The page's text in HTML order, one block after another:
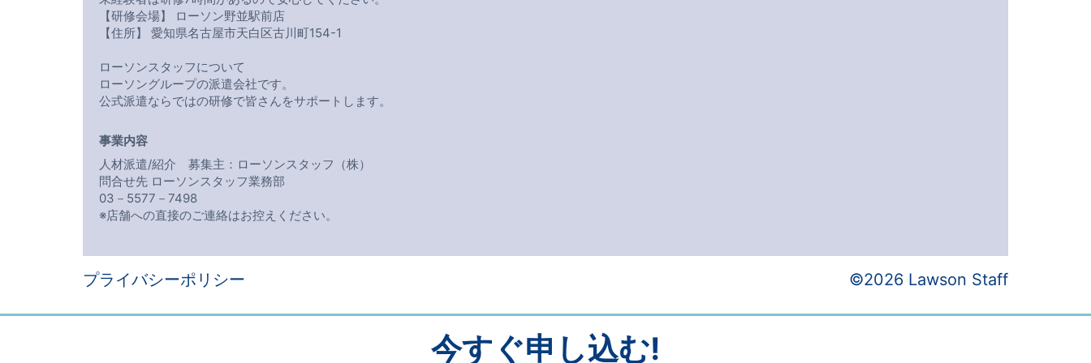
【研修会場】 ローソン野並駅前店
【住所】 愛知県名古屋市天白区古川町154-1
ローソンスタッフについて
ローソングループの派遣会社です。
公式派遣ならではの研修で皆さんをサポートします。
事業内容
人材派遣/紹介 募集主：ローソンスタッフ（株）
問合せ先 ローソンスタッフ業務部
03－5577－7498
※店舗への直接のご連絡はお控えください。
今すぐ申し込む!
プライバシーポリシー ©2026 Lawson Staff